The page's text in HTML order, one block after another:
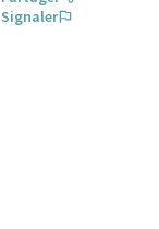
Signaler